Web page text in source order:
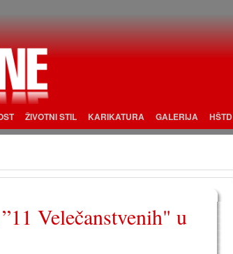
ŽIVOTNI STIL KARIKATURA GALERIJA HŠTD
Velečanstvenih" u